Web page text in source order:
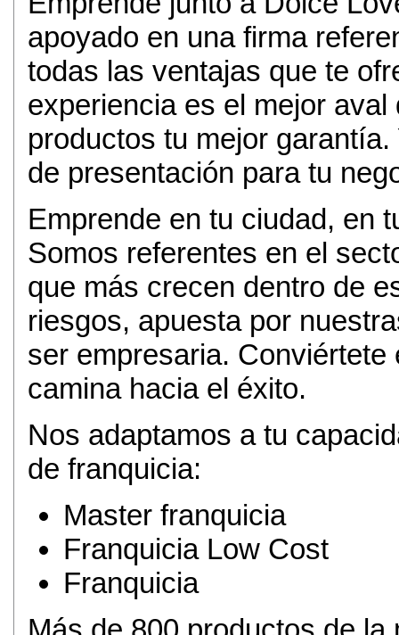
apoyado en una firma
todas las ventajas que te
experiencia es el mejor
productos tu mejor
de presentación para tu
Emprende en tu ciudad, en
Somos referentes en el
que más crecen dentro de
riesgos, apuesta por
ser empresaria.
camina hacia el éxito.
Nos adaptamos a tu
de franquicia:
Master franquicia
Franquicia Low Cost
Franquicia